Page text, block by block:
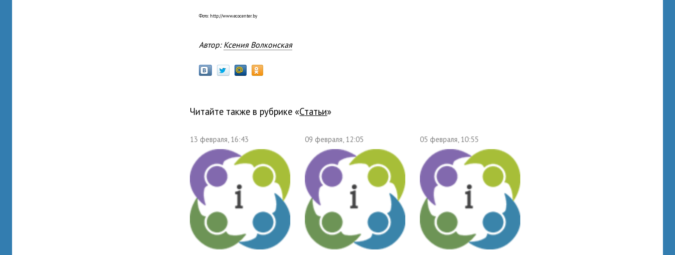
Фото: http://www.ecocenter.by
Автор: Ксения Волконская
Читайте также в рубрике « Статьи»
13 февраля, 16:43 09 февраля, 12:05 05 февраля, 10:55